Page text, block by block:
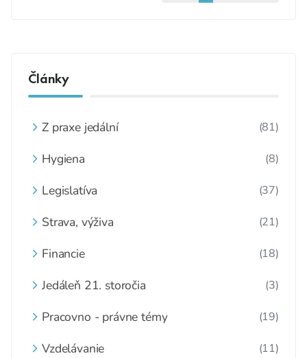
Články
Z praxe jedální (81)
Hygiena (8)
Legislatíva (37)
Strava, výživa (21)
Financie (18)
Jedáleň 21. storočia (3)
Pracovno - právne témy (19)
Vzdelávanie (11)